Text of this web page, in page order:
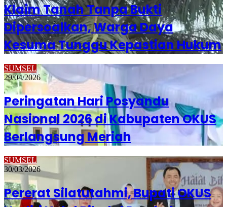
Klaim Tanah Tanpa Bukti
Dipersoalkan, Warga Daya
Kesuma Tunggu Kepastian Hukum
SUMSEL
29/04/2026
Peringatan Hari Posyandu
Nasional 2026 di Kabupaten OKUS
Berlangsung Meriah
SUMSEL
30/03/2026
Pererat Silatutahmi, Bupati OKUS